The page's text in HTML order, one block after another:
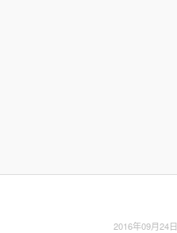
2016年09月24日